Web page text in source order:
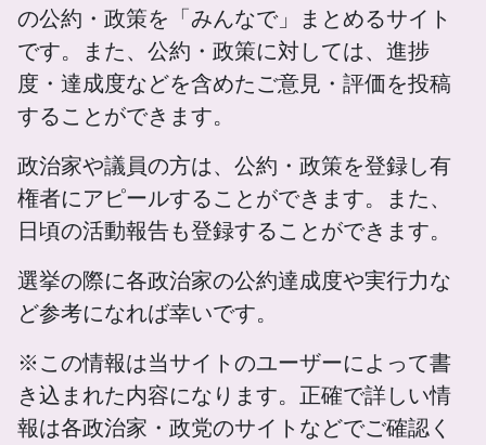
の公約・政策を「みんなで」まとめるサイト
です。また、公約・政策に対しては、進捗
度・達成度などを含めたご意見・評価を投稿
することができます。
政治家や議員の方は、公約・政策を登録し有
権者にアピールすることができます。また、
日頃の活動報告も登録することができます。
選挙の際に各政治家の公約達成度や実行力な
ど参考になれば幸いです。
※この情報は当サイトのユーザーによって書
き込まれた内容になります。正確で詳しい情
報は各政治家・政党のサイトなどでご確認く